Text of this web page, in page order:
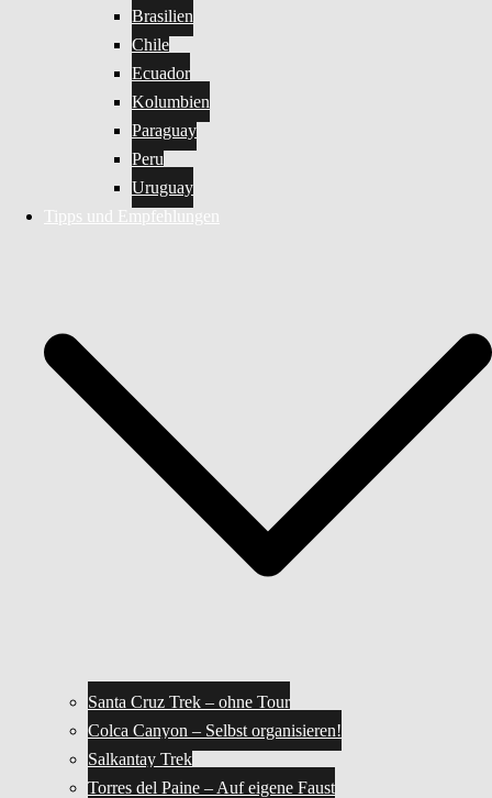
Brasilien
Chile
Ecuador
Kolumbien
Paraguay
Peru
Uruguay
Tipps und Empfehlungen
Santa Cruz Trek – ohne Tour
Colca Canyon – Selbst organisieren!
Salkantay Trek
Torres del Paine – Auf eigene Faust